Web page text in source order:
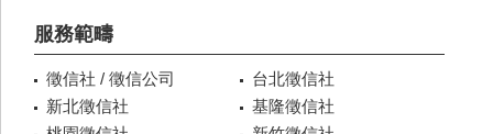
服務範疇
徵信社 / 徵信公司
台北徵信社
新北徵信社
基隆徵信社